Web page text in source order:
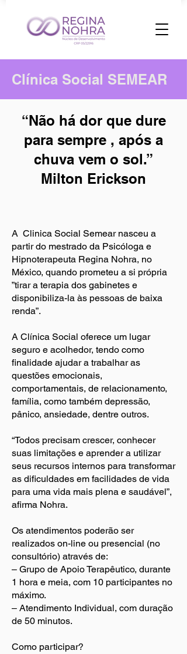
Clínica Social SEMEAR
“Não há dor que dure
para sempre , após a
chuva vem o sol.”
Milton Erickson
A Clinica Social Semear nasceu a
partir do mestrado da Psicóloga e
Hipnoterapeuta Regina Nohra, no
México, quando prometeu a si própria
”tirar a terapia dos gabinetes e
disponibiliza-la às pessoas de baixa
renda”.
A Clínica Social oferece um lugar
seguro e acolhedor, tendo como
finalidade ajudar a trabalhar as
questões emocionais,
comportamentais, de relacionamento,
família, como também depressão,
pânico, ansiedade, dentre outros.
“Todos precisam crescer, conhecer
suas limitações e aprender a utilizar
seus recursos internos para transformar
as dificuldades em facilidades de vida
para uma vida mais plena e saudável”,
afirma Nohra.
Os atendimentos poderão ser
realizados on-line ou presencial (no
consultório) através de:
– Grupo de Apoio Terapêutico, durante
1 hora e meia, com 10 participantes no
máximo.
– Atendimento Individual, com duração
de 50 minutos.
Como participar?